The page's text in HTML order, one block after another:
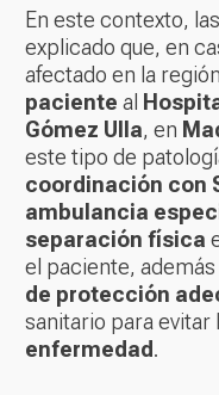
En este contexto, las
explicado que, en
afectado en la
paciente al
Gómez Ulla, en
este tipo de
coordinación con
ambulancia
separación física
el paciente,
de protección
sanitario para evitar
enfermedad.